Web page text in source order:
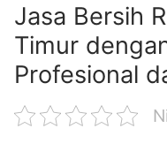
Jasa Bersih
Timur
Profesional